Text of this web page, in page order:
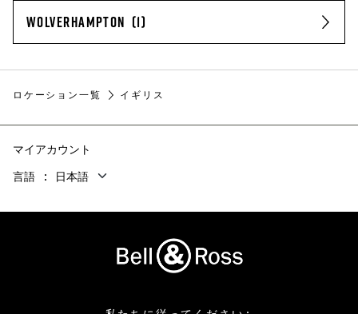
WOLVERHAMPTON
ロケーション一覧 イギリス
マイアカウント
言語
日本語